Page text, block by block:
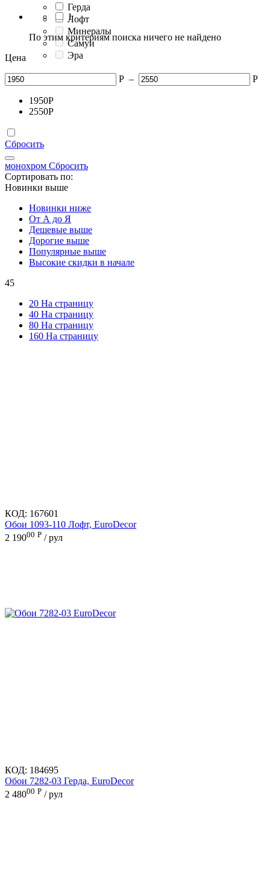
Герда
Лофт
Минералы
Самуи
Эра
1
По этим критериям поиска ничего не найдено
Цена
Р – Р
1950Р
2550Р
Сбросить
монохром Сбросить
Сортировать по:
Новинки выше
Новинки ниже
От А до Я
Дешевые выше
Дорогие выше
Популярные выше
Высокие скидки в начале
45
20 На страницу
40 На страницу
80 На страницу
160 На страницу
КОД: 167601
Обои 1093-110 Лофт, EuroDecor
2 19000 Р / рул
КОД: 184695
Обои 7282-03 Герда, EuroDecor
2 48000 Р / рул